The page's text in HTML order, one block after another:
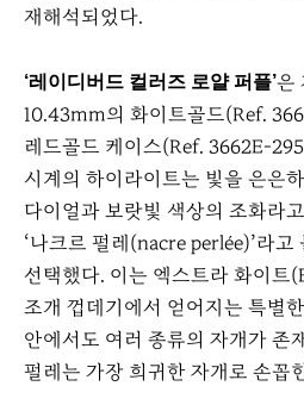
재해석되었다.
‘레이디버드 컬러즈 로얄 퍼플’은
10.43mm의 화이트골드(Ref.
레드골드 케이스(Ref. 3662E-
시계의 하이라이트는 빛을 은은
다이얼과 보랏빛 색상의 조화라
‘나크르 펄레(nacre perlée)’라
선택했다. 이는 엑스트라 화이트
조개 껍데기에서 얻어지는 특별
안에서도 여러 종류의 자개가 존
펄레는 가장 희귀한 자개로 손꼽